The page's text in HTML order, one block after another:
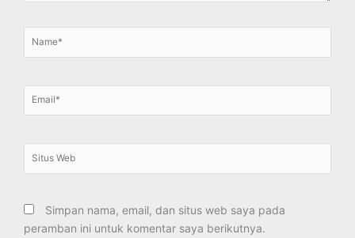
Name*
Email*
Situs
Simpan nama, email, dan situs web saya pada
peramban ini untuk komentar saya berikutnya.